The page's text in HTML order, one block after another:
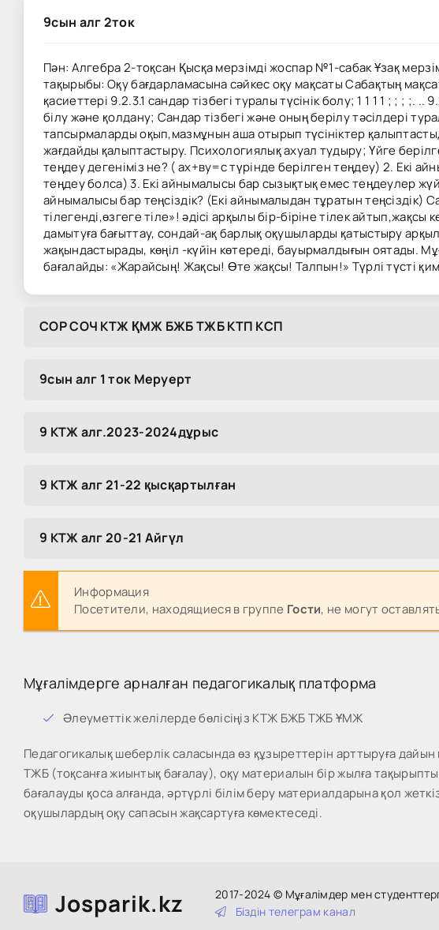
9сын алг 2ток
Пән: Алгебра 2-тоқсан Қысқа мерзімді жоспар №1-сабак Ұзақ
тақырыбы: Оқу бағдарламасына сәйкес оқу мақсаты Сабақтың
қасиеттері 9.2.3.1 сандар тізбегі туралы түсінік болу; 1 1 1 1 ; ; ; ;.
білу және қолдану; Сандар тізбегі және оның берілу тәсілдері
тапсырмаларды оқып,мазмұнын аша отырып түсініктер
жағдайды қалыптастыру. Психологиялық ахуал тудыру; Үйге
теңдеу дегеніміз не? ( ах+ву=с түрінде берілген теңдеу) 2. Екі
теңдеу болса) 3. Екі айнымалысы бар сызықтық емес теңдеулер
айнымалысы бар теңсіздік? (Екі айнымалыдан тұратын
тілегенді,өзгеге тіле»! әдісі арқылы бір-біріне тілек
дамытуға бағыттау, сондай-ақ барлық оқушыларды қатыстыру
жақындастырады, көңіл -күйін көтереді, бауырмалдығын оятады.
бағалайды: «Жарайсың! Жақсы! Өте жақсы! Талпын!» Түрлі түсті
COP COЧ KTЖ ҚMЖ БЖБ TЖБ KTП KCП
9сын алг 1 ток Меруерт
9 КТЖ алг.2023-2024дұрыс
9 КТЖ алг 21-22 қысқартылған
9 КТЖ алг 20-21 Айгүл
Информация
Посетители, находящиеся в группе Гости, не могут
Мұғалімдерге арналған педагогикалық платформа
Әлеуметтік желілерде бөлісіңіз КТЖ БЖБ ТЖБ ҰМЖ
Педагогикалық шеберлік саласында өз құзыреттерін арттыруға
ТЖБ (тоқсанға жиынтық бағалау), оқу материалын бір жылға
бағалауды қоса алғанда, әртүрлі білім беру материалдарына қол
оқушылардың оқу сапасын жақсартуға көмектеседі.
Josparik.kz
2017-2024 © Мұғалімдер мен
Біздін тeлeгpaм кaнaл